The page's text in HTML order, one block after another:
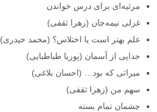
مرثیه‌ای برای درس خواندن
غزلی نیمه‌جان (زهرا ثقفی)
علم بهتر است یا اختلاس؟ (محمد حیدری)
جدایی از آسمان (پوریا طباطبایی)
میراثی که بود… (احسان بلاغی)
سهم من (زهرا ثقفی)
چشمان تمام بسته